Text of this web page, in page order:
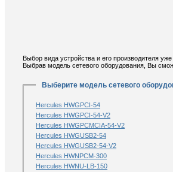
Выбор вида устройства и его производителя
Выбрав модель сетевого оборудования, Вы
Выберите модель сетевого
Hercules HWGPCI-54
Hercules HWGPCI-54-V2
Hercules HWGPCMCIA-54-V2
Hercules HWGUSB2-54
Hercules HWGUSB2-54-V2
Hercules HWNPCM-300
Hercules HWNU-LB-150